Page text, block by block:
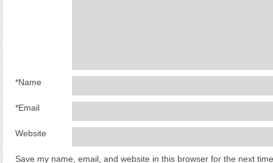
Name
*
Email
*
Website
Save my name, email, and website in this browser for the next